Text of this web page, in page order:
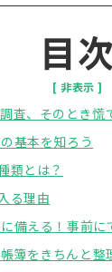
目次
査、そのとき慌
基本を知ろう
類とは？
る理由
備える！事前
簿をきちんと整